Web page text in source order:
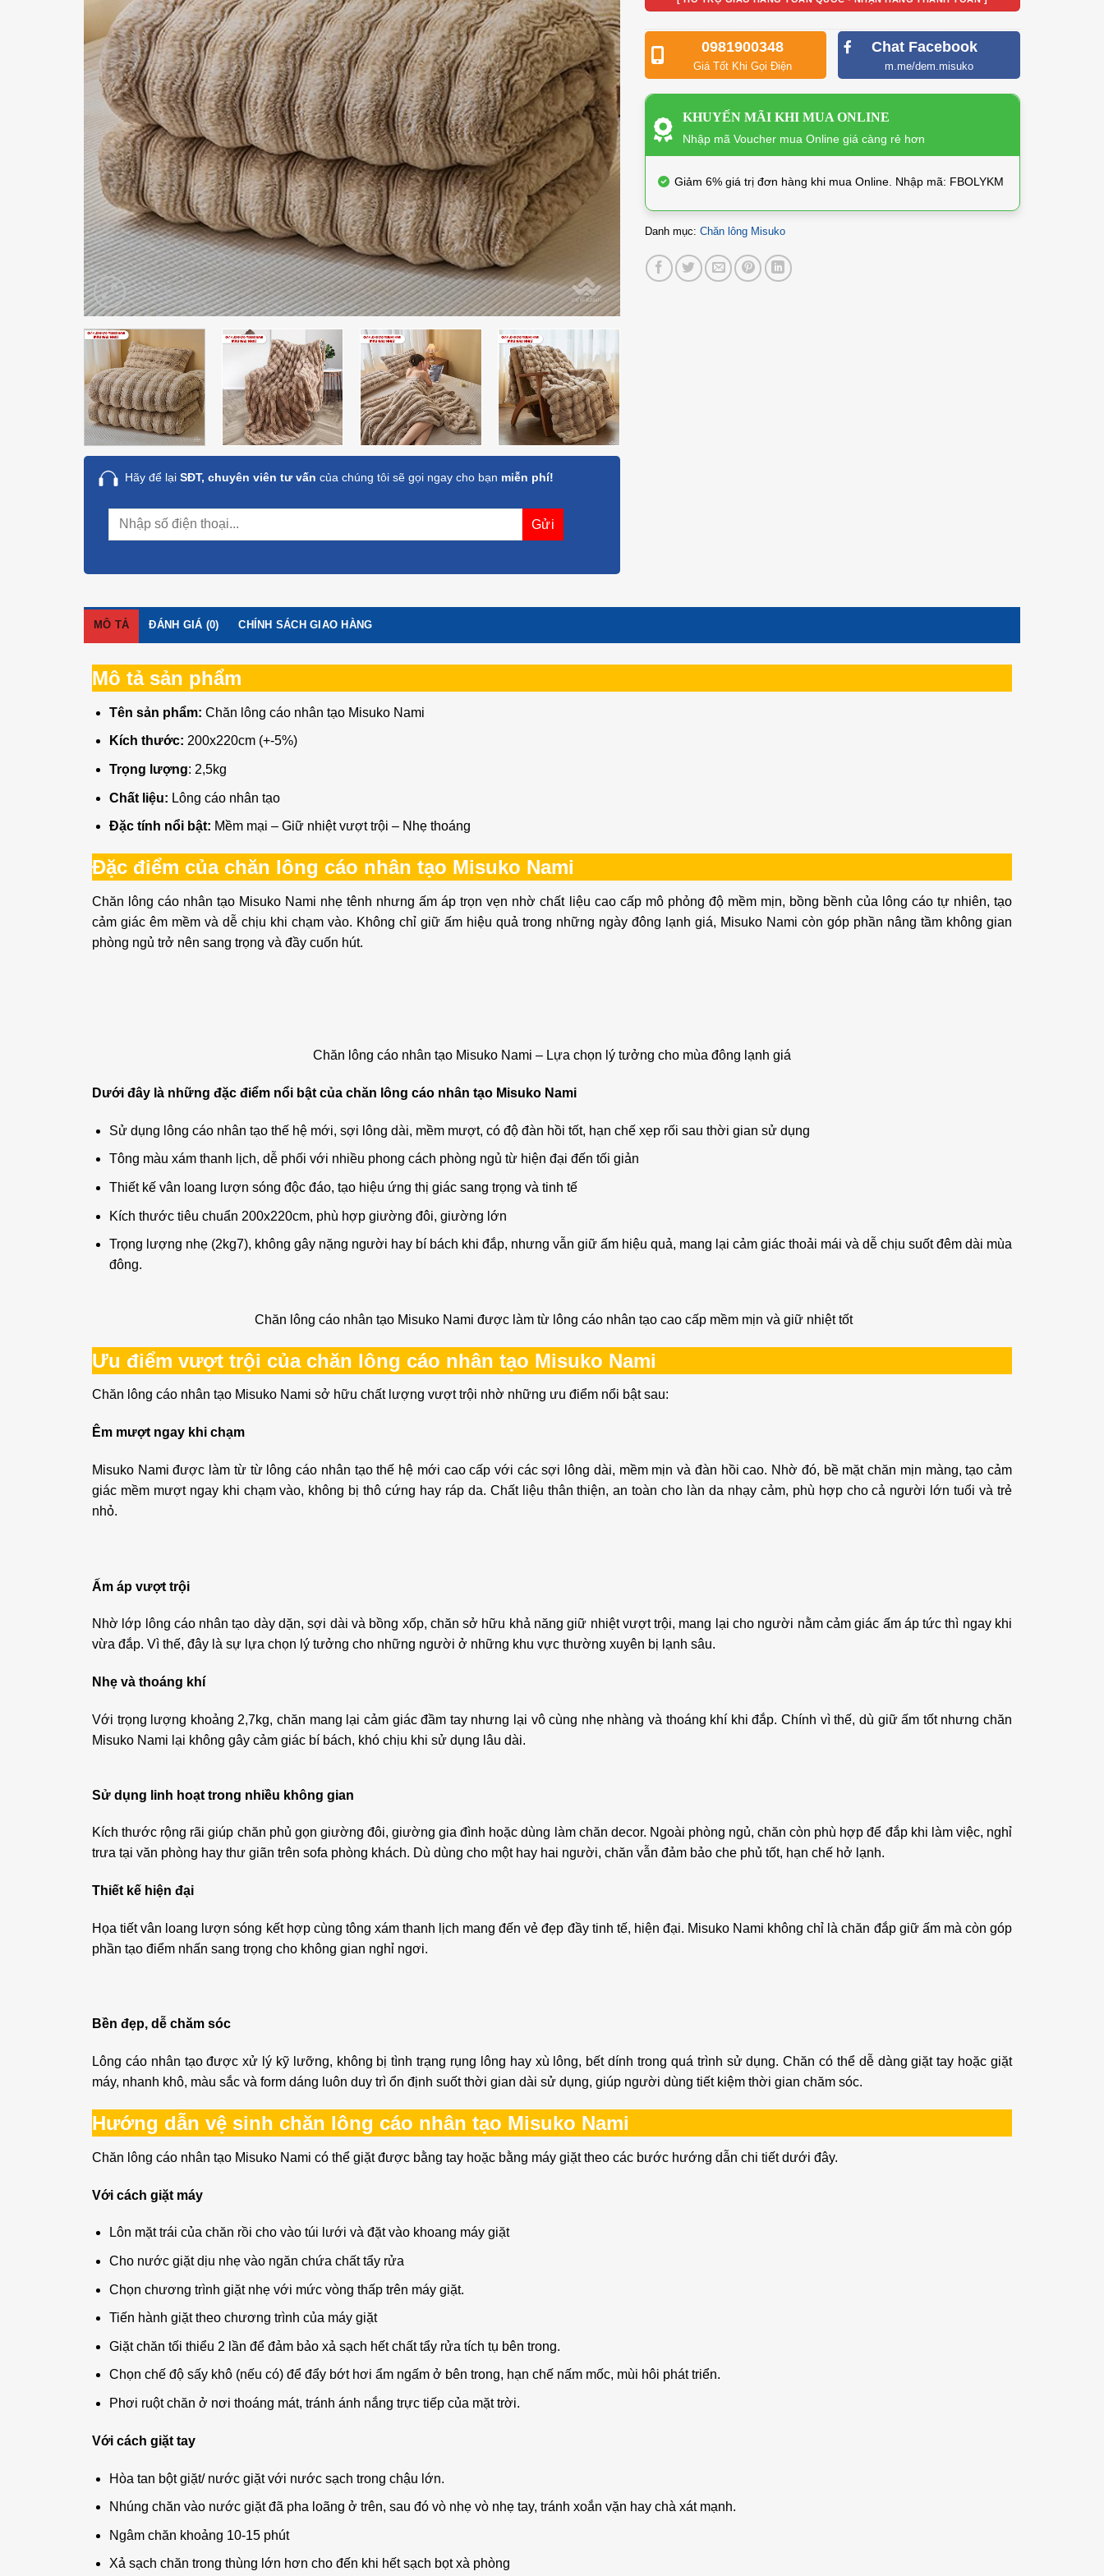
Hãy để lại SĐT, chuyên viên tư vấn của chúng tôi sẽ gọi ngay cho bạn miễn phí!
0981900348
Giá Tốt Khi Gọi Điện
Chat Facebook
m.me/dem.misuko
KHUYẾN MÃI KHI MUA ONLINE
Nhập mã Voucher mua Online giá càng rẻ hơn
Giảm 6% giá trị đơn hàng khi mua Online. Nhập mã: FBOLYKM
Danh mục: Chăn lông Misuko
MÔ TẢ ĐÁNH GIÁ (0) CHÍNH SÁCH GIAO HÀNG
Mô tả sản phẩm
Tên sản phẩm: Chăn lông cáo nhân tạo Misuko Nami
Kích thước: 200x220cm (+-5%)
Trọng lượng: 2,5kg
Chất liệu: Lông cáo nhân tạo
Đặc tính nổi bật: Mềm mại – Giữ nhiệt vượt trội – Nhẹ thoáng
Đặc điểm của chăn lông cáo nhân tạo Misuko Nami
Chăn lông cáo nhân tạo Misuko Nami nhẹ tênh nhưng ấm áp trọn vẹn nhờ chất liệu cao cấp mô phỏng độ mềm mịn, bồng bềnh của lông cáo tự nhiên, tạo
cảm giác êm mềm và dễ chịu khi chạm vào. Không chỉ giữ ấm hiệu quả trong những ngày đông lạnh giá, Misuko Nami còn góp phần nâng tầm không gian
phòng ngủ trở nên sang trọng và đầy cuốn hút.
Chăn lông cáo nhân tạo Misuko Nami – Lựa chọn lý tưởng cho mùa đông lạnh giá
Dưới đây là những đặc điểm nổi bật của chăn lông cáo nhân tạo Misuko Nami
Sử dụng lông cáo nhân tạo thế hệ mới, sợi lông dài, mềm mượt, có độ đàn hồi tốt, hạn chế xẹp rối sau thời gian sử dụng
Tông màu xám thanh lịch, dễ phối với nhiều phong cách phòng ngủ từ hiện đại đến tối giản
Thiết kế vân loang lượn sóng độc đáo, tạo hiệu ứng thị giác sang trọng và tinh tế
Kích thước tiêu chuẩn 200x220cm, phù hợp giường đôi, giường lớn
Trọng lượng nhẹ (2kg7), không gây nặng người hay bí bách khi đắp, nhưng vẫn giữ ấm hiệu quả, mang lại cảm giác thoải mái và dễ chịu suốt đêm dài mùa
đông.
Chăn lông cáo nhân tạo Misuko Nami được làm từ lông cáo nhân tạo cao cấp mềm mịn và giữ nhiệt tốt
Ưu điểm vượt trội của chăn lông cáo nhân tạo Misuko Nami
Chăn lông cáo nhân tạo Misuko Nami sở hữu chất lượng vượt trội nhờ những ưu điểm nổi bật sau:
Êm mượt ngay khi chạm
Misuko Nami được làm từ từ lông cáo nhân tạo thế hệ mới cao cấp với các sợi lông dài, mềm mịn và đàn hồi cao. Nhờ đó, bề mặt chăn mịn màng, tạo cảm
giác mềm mượt ngay khi chạm vào, không bị thô cứng hay ráp da. Chất liệu thân thiện, an toàn cho làn da nhạy cảm, phù hợp cho cả người lớn tuổi và trẻ
nhỏ.
Ấm áp vượt trội
Nhờ lớp lông cáo nhân tạo dày dặn, sợi dài và bồng xốp, chăn sở hữu khả năng giữ nhiệt vượt trội, mang lại cho người nằm cảm giác ấm áp tức thì ngay khi
vừa đắp. Vì thế, đây là sự lựa chọn lý tưởng cho những người ở những khu vực thường xuyên bị lạnh sâu.
Nhẹ và thoáng khí
Với trọng lượng khoảng 2,7kg, chăn mang lại cảm giác đầm tay nhưng lại vô cùng nhẹ nhàng và thoáng khí khi đắp. Chính vì thế, dù giữ ấm tốt nhưng chăn
Misuko Nami lại không gây cảm giác bí bách, khó chịu khi sử dụng lâu dài.
Sử dụng linh hoạt trong nhiều không gian
Kích thước rộng rãi giúp chăn phủ gọn giường đôi, giường gia đình hoặc dùng làm chăn decor. Ngoài phòng ngủ, chăn còn phù hợp để đắp khi làm việc, nghỉ
trưa tại văn phòng hay thư giãn trên sofa phòng khách. Dù dùng cho một hay hai người, chăn vẫn đảm bảo che phủ tốt, hạn chế hở lạnh.
Thiết kế hiện đại
Họa tiết vân loang lượn sóng kết hợp cùng tông xám thanh lịch mang đến vẻ đẹp đầy tinh tế, hiện đại. Misuko Nami không chỉ là chăn đắp giữ ấm mà còn góp
phần tạo điểm nhấn sang trọng cho không gian nghỉ ngơi.
Bền đẹp, dễ chăm sóc
Lông cáo nhân tạo được xử lý kỹ lưỡng, không bị tình trạng rụng lông hay xù lông, bết dính trong quá trình sử dụng. Chăn có thể dễ dàng giặt tay hoặc giặt
máy, nhanh khô, màu sắc và form dáng luôn duy trì ổn định suốt thời gian dài sử dụng, giúp người dùng tiết kiệm thời gian chăm sóc.
Hướng dẫn vệ sinh chăn lông cáo nhân tạo Misuko Nami
Chăn lông cáo nhân tạo Misuko Nami có thể giặt được bằng tay hoặc bằng máy giặt theo các bước hướng dẫn chi tiết dưới đây.
Với cách giặt máy
Lôn mặt trái của chăn rồi cho vào túi lưới và đặt vào khoang máy giặt
Cho nước giặt dịu nhẹ vào ngăn chứa chất tẩy rửa
Chọn chương trình giặt nhẹ với mức vòng thấp trên máy giặt.
Tiến hành giặt theo chương trình của máy giặt
Giặt chăn tối thiểu 2 lần để đảm bảo xả sạch hết chất tẩy rửa tích tụ bên trong.
Chọn chế độ sấy khô (nếu có) để đẩy bớt hơi ẩm ngấm ở bên trong, hạn chế nấm mốc, mùi hôi phát triển.
Phơi ruột chăn ở nơi thoáng mát, tránh ánh nắng trực tiếp của mặt trời.
Với cách giặt tay
Hòa tan bột giặt/ nước giặt với nước sạch trong chậu lớn.
Nhúng chăn vào nước giặt đã pha loãng ở trên, sau đó vò nhẹ vò nhẹ tay, tránh xoắn vặn hay chà xát mạnh.
Ngâm chăn khoảng 10-15 phút
Xả sạch chăn trong thùng lớn hơn cho đến khi hết sạch bọt xà phòng